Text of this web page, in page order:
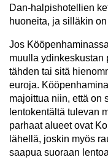
Dan-halpishotellien
huoneita, ja silläkin
Jos
muulla ydinkeskustan
tähden tai sitä
euroja.
majoittua niin, että on
lentokentältä tulevan
parhaat alueet ovat
lähellä, joskin myös
saapua suoraan